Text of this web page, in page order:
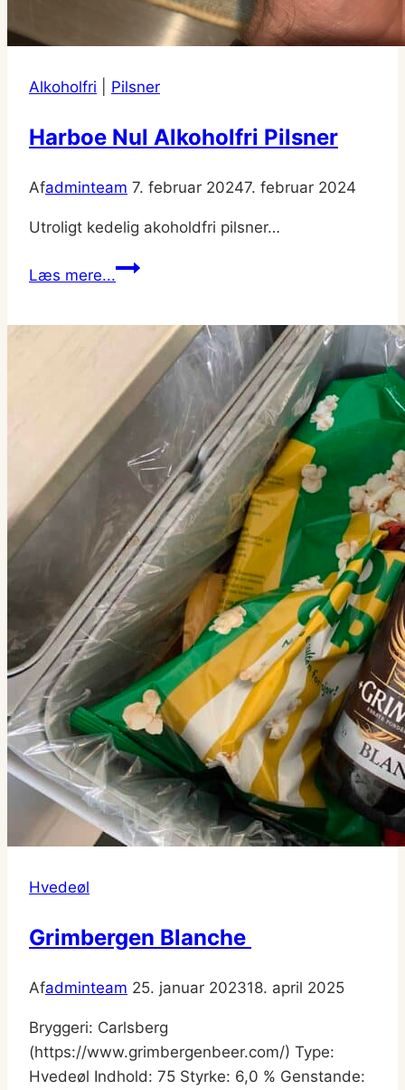
Alkoholfri Pilsner
Harboe Nul Alkoholfri Pilsner
Afadminteam 7. februar 20247. februar 2024
Utroligt kedelig akoholdfri pilsner…
Læs mere...Harboe
Hvedeøl
Grimbergen Blanche
Afadminteam 25. januar 202318. april 2025
Bryggeri: Carlsberg
(https://www.grimbergenbeer.com/) Type:
Hvedeøl Indhold: 75 Styrke: 6,0 % Genstande: